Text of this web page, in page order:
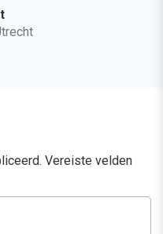
Vereiste velden